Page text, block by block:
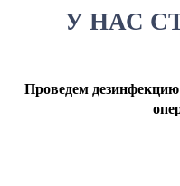
У НАС
Проведем